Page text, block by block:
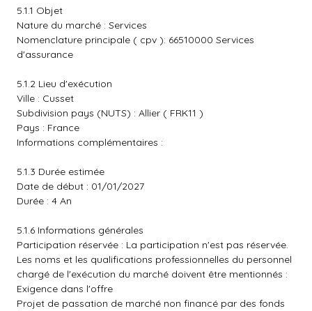
5.1.1 Objet
Nature du marché : Services
Nomenclature principale ( cpv ): 66510000 Services
d'assurance
5.1.2 Lieu d'exécution
Ville : Cusset
Subdivision pays (NUTS) : Allier ( FRK11 )
Pays : France
Informations complémentaires :
5.1.3 Durée estimée
Date de début : 01/01/2027
Durée : 4 An
5.1.6 Informations générales
Participation réservée : La participation n'est pas réservée.
Les noms et les qualifications professionnelles du personnel
chargé de l'exécution du marché doivent être mentionnés :
Exigence dans l'offre
Projet de passation de marché non financé par des fonds